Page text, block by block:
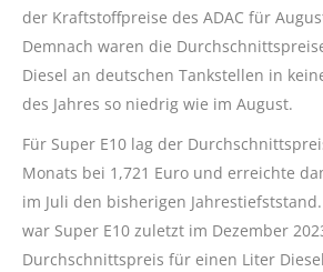
der Kraftstoffpreise des ADAC für
Demnach waren die
Diesel an deutschen Tankstellen in
des Jahres so niedrig wie im August.
Für Super E10 lag der
Monats bei 1,721 Euro und erreichte
im Juli den bisherigen
war Super E10 zuletzt im Dezember
Durchschnittspreis für einen Liter